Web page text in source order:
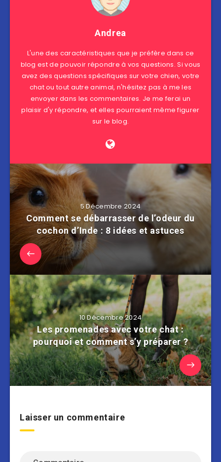
Andrea
L'une des caractéristiques que je préfère dans ce
blog est de pouvoir répondre à vos questions. Si vous
avez des questions spécifiques sur votre chien, votre
chat ou tout autre animal, n'hésitez pas à me les
envoyer dans les commentaires. Je me ferai un
plaisir d'y répondre, et elles pourraient même figurer
sur le blog.
5 Décembre 2024
Comment se débarrasser de l’odeur du
cochon d’Inde : 8 idées et astuces
10 Décembre 2024
Les promenades avec votre chat :
pourquoi et comment s’y préparer ?
Laisser un commentaire